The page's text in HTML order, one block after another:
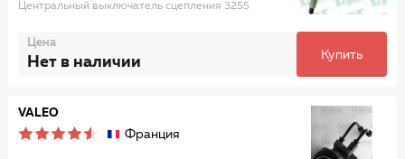
Центральный выключатель сцепления 3255
Цена
Нет в наличии Купить
VALEO
Франция